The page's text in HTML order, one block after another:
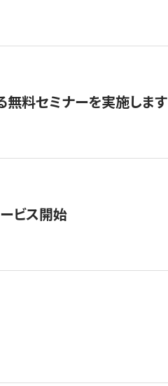
無料セミナーを実施します
ビス開始